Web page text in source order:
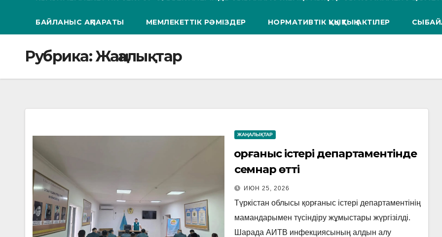
БАЙЛАНЫС АҚПАРАТЫ МЕМЛЕКЕТТІК РӘМІЗДЕР НОРМАТИВТІК ҚҰҚЫҚТЫҚ АКТІЛЕР
Рубрика:Жаңалықтар
ЖАҢАЛЫҚТАР
Қорғаныс істері департаментінде
семнар өтті
ИЮН 25, 2026
Түркістан облысы қорғаныс істері департаментінің
мамандарымен түсіндіру жұмыстары жүргізілді.
Шарада АИТВ инфекциясының алдын алу